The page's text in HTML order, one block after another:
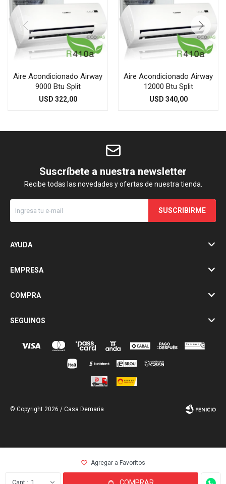
1
Aire Acondicionado Airway
9000 Btu Split
USD 322,00
Aire Acondicionado Airway
12000 Btu Split
USD 340,00
Suscríbete a nuestra newsletter
Recibe todas las novedades y ofertas de nuestra tienda.
SUSCRIBIRME
AYUDA
EMPRESA
COMPRA
SEGUINOS
© Copyright 2026 / Casa Demaria